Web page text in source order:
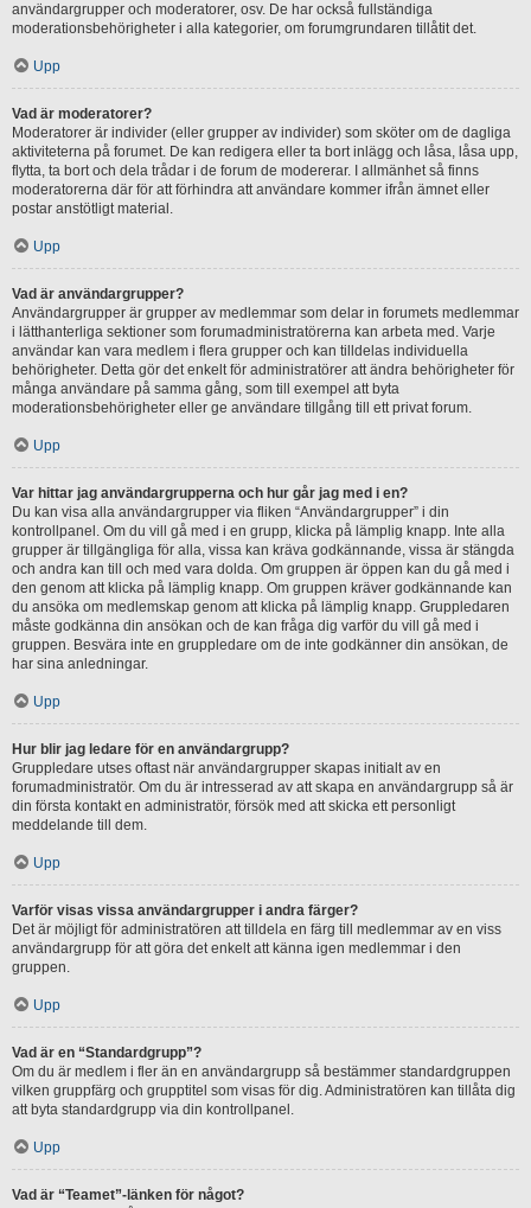
användargrupper och moderatorer, osv. De har också fullständiga
moderationsbehörigheter i alla kategorier, om forumgrundaren tillåtit det.
Upp
Vad är moderatorer?
Moderatorer är individer (eller grupper av individer) som sköter om de dagliga
aktiviteterna på forumet. De kan redigera eller ta bort inlägg och låsa, låsa upp,
flytta, ta bort och dela trådar i de forum de modererar. I allmänhet så finns
moderatorerna där för att förhindra att användare kommer ifrån ämnet eller
postar anstötligt material.
Upp
Vad är användargrupper?
Användargrupper är grupper av medlemmar som delar in forumets medlemmar
i lätthanterliga sektioner som forumadministratörerna kan arbeta med. Varje
användar kan vara medlem i flera grupper och kan tilldelas individuella
behörigheter. Detta gör det enkelt för administratörer att ändra behörigheter för
många användare på samma gång, som till exempel att byta
moderationsbehörigheter eller ge användare tillgång till ett privat forum.
Upp
Var hittar jag användargrupperna och hur går jag med i en?
Du kan visa alla användargrupper via fliken “Användargrupper” i din
kontrollpanel. Om du vill gå med i en grupp, klicka på lämplig knapp. Inte alla
grupper är tillgängliga för alla, vissa kan kräva godkännande, vissa är stängda
och andra kan till och med vara dolda. Om gruppen är öppen kan du gå med i
den genom att klicka på lämplig knapp. Om gruppen kräver godkännande kan
du ansöka om medlemskap genom att klicka på lämplig knapp. Gruppledaren
måste godkänna din ansökan och de kan fråga dig varför du vill gå med i
gruppen. Besvära inte en gruppledare om de inte godkänner din ansökan, de
har sina anledningar.
Upp
Hur blir jag ledare för en användargrupp?
Gruppledare utses oftast när användargrupper skapas initialt av en
forumadministratör. Om du är intresserad av att skapa en användargrupp så är
din första kontakt en administratör, försök med att skicka ett personligt
meddelande till dem.
Upp
Varför visas vissa användargrupper i andra färger?
Det är möjligt för administratören att tilldela en färg till medlemmar av en viss
användargrupp för att göra det enkelt att känna igen medlemmar i den
gruppen.
Upp
Vad är en “Standardgrupp”?
Om du är medlem i fler än en användargrupp så bestämmer standardgruppen
vilken gruppfärg och grupptitel som visas för dig. Administratören kan tillåta dig
att byta standardgrupp via din kontrollpanel.
Upp
Vad är “Teamet”-länken för något?